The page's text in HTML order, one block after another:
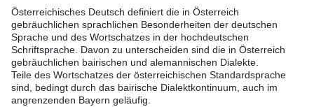
Österreichisches Deutsch definiert die in Österreich
gebräuchlichen sprachlichen Besonderheiten der deutschen
Sprache und des Wortschatzes in der hochdeutschen
Schriftsprache. Davon zu unterscheiden sind die in Österreich
gebräuchlichen bairischen und alemannischen Dialekte.
Teile des Wortschatzes der österreichischen Standardsprache
sind, bedingt durch das bairische Dialektkontinuum, auch im
angrenzenden Bayern geläufig.